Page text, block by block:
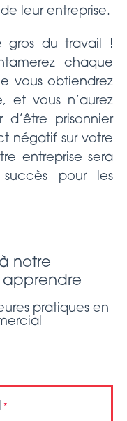
leur entreprise.
gros du travail !
chaque
vous obtiendrez
et vous n’aurez
prisonnier
négatif sur votre
entreprise sera
pour les
notre
apprendre
pratiques en
*